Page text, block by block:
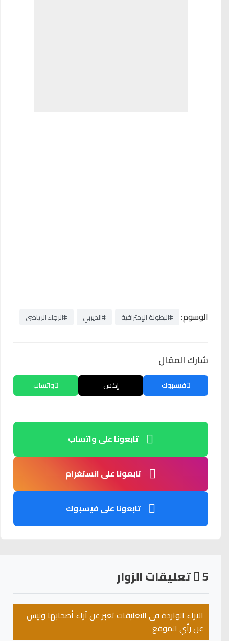
الوسوم: #البطولة الإحترافية #الديربي #الرجاء الرياضي
شارك المقال
فيسبوك إكس واتساب
تابعونا على واتساب
تابعونا على انستغرام
تابعونا على فيسبوك
5 تعليقات الزوار
الآراء الواردة في التعليقات تعبر عن آراء أصحابها وليس
عن رأي الموقع